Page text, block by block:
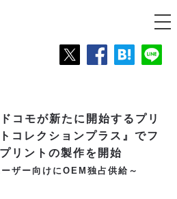
コモが新たに開始するプリ
コレクションプラス』でフ
リントの製作を開始
ザー向けにOEM独占供給～